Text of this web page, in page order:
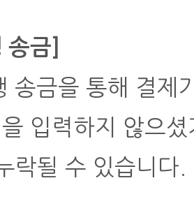
송금]
송금을 통해 결제
입력하지 않으
락될 수 있습니다.